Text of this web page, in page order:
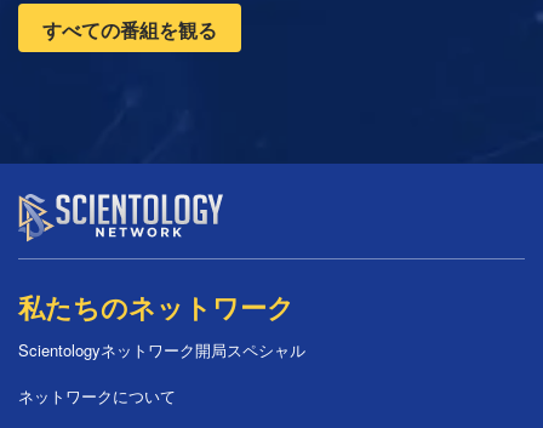
すべての番組を観る
私たちのネットワーク
Scientologyネットワーク開局スペシャル
ネットワークについて